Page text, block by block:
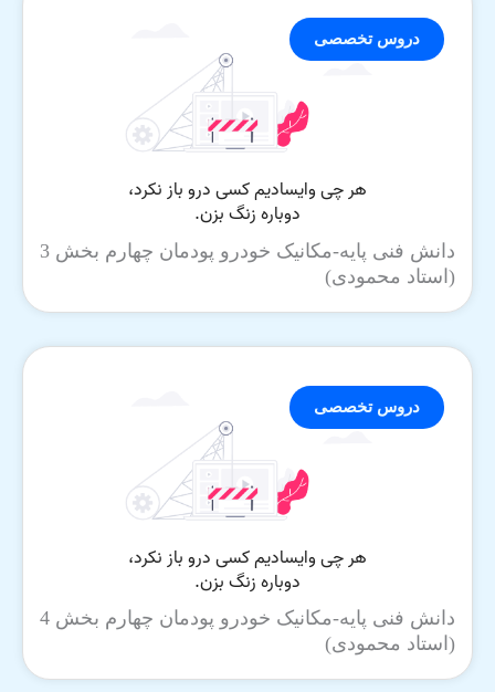
دانش فنی پایه-مکانیک خودرو پودمان چهارم بخش 3
(استاد محمودی)
دروس تخصصی
دانش فنی پایه-مکانیک خودرو پودمان چهارم بخش 4
(استاد محمودی)
دروس تخصصی